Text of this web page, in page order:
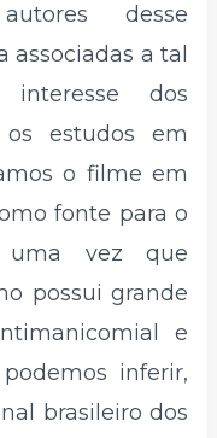
desse
a tal
dos
estudos em
o filme em
fonte para o
uma vez que
possui grande
e
inferir,
brasileiro dos